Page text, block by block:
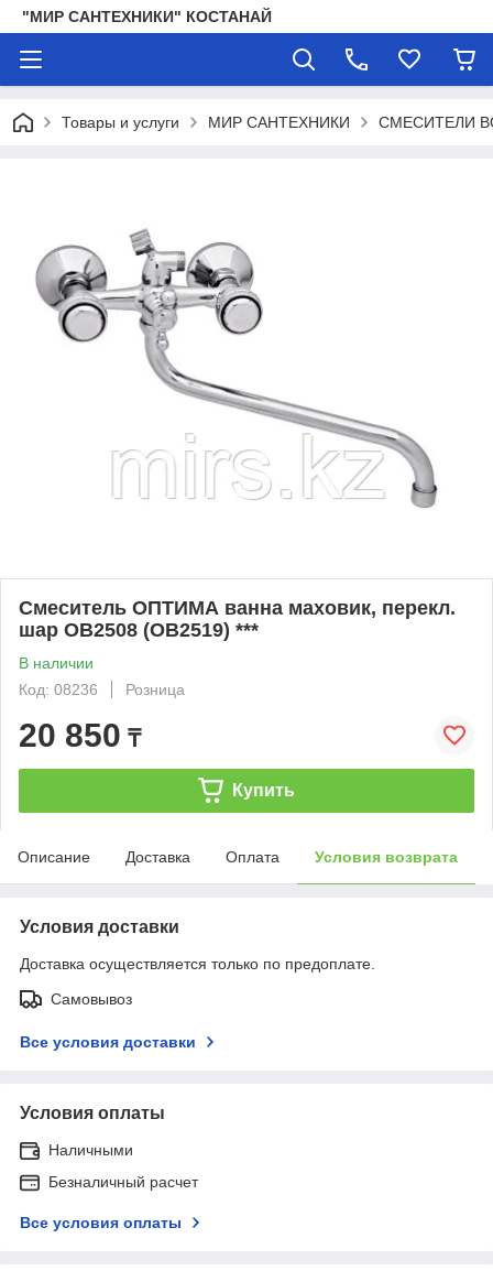
"МИР САНТЕХНИКИ" КОСТАНАЙ
Товары и услуги МИР САНТЕХНИКИ СМЕСИТЕЛИ
Смеситель ОПТИМА ванна маховик, перекл.
шар OB2508 (ОВ2519) ***
В наличии
Код: 08236
Розница
20 850 ₸
Купить
Описание Доставка Оплата Условия возврата
Условия доставки
Доставка осуществляется только по предоплате.
Самовывоз
Все условия доставки
Условия оплаты
Наличными
Безналичный расчет
Все условия оплаты